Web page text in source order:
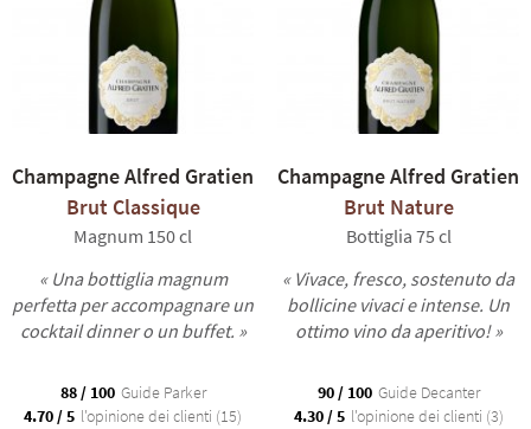
Champagne Alfred Gratien
Brut Classique
Magnum 150 cl
« Una bottiglia magnum
perfetta per accompagnare un
cocktail dinner o un buffet. »
88 / 100 Guide Parker
4.70 / 5 l'opinione dei clienti (15)
Champagne Alfred Gratien
Brut Nature
Bottiglia 75 cl
« Vivace, fresco, sostenuto da
bollicine vivaci e intense. Un
ottimo vino da aperitivo! »
90 / 100 Guide Decanter
4.30 / 5 l'opinione dei clienti (3)